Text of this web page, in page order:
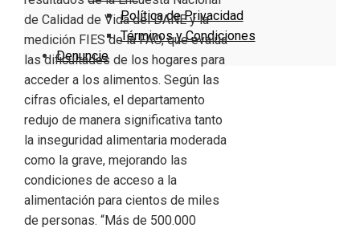
Política de Privacidad
Términos y Condiciones
Denuncie
de Calidad de Vida del DANE y la
medición FIES de la FAO, que evalúa
las dificultades de los hogares para
acceder a los alimentos. Según las
cifras oficiales, el departamento
redujo de manera significativa tanto
la inseguridad alimentaria moderada
como la grave, mejorando las
condiciones de acceso a la
alimentación para cientos de miles
de personas. “Más de 500.000